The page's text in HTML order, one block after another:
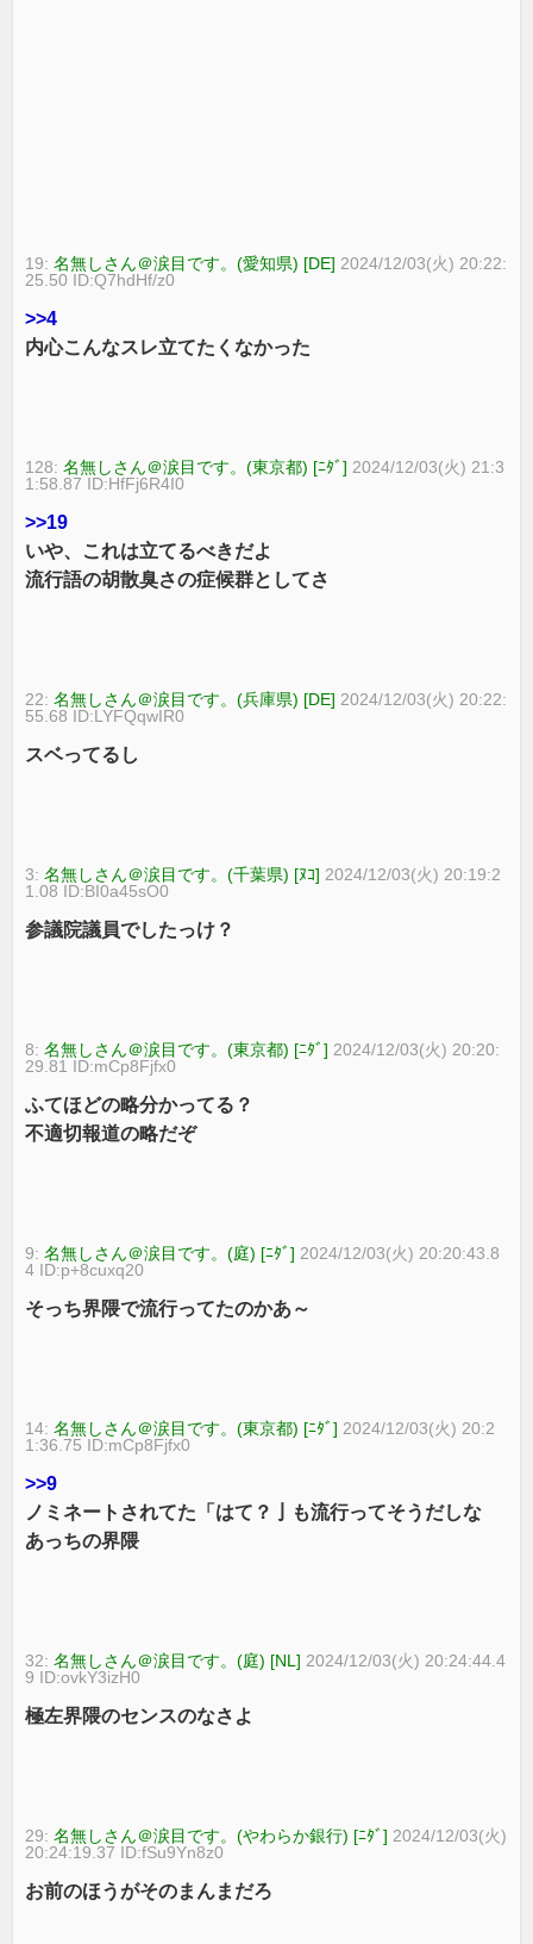
19:名無しさん＠涙目です。(愛知県) [DE] 2024/12/03(火) 20:22:
25.50 ID:Q7hdHf/z0
>>4
内心こんなスレ立てたくなかった
128:名無しさん＠涙目です。(東京都) [ﾆﾀﾞ] 2024/12/03(火) 21:3
1:58.87 ID:HfFj6R4I0
>>19
いや、これは立てるべきだよ
流行語の胡散臭さの症候群としてさ
22:名無しさん＠涙目です。(兵庫県) [DE] 2024/12/03(火) 20:22:
55.68 ID:LYFQqwIR0
スベってるし
3:名無しさん＠涙目です。(千葉県) [ﾇｺ] 2024/12/03(火) 20:19:2
1.08 ID:BI0a45sO0
参議院議員でしたっけ？
8:名無しさん＠涙目です。(東京都) [ﾆﾀﾞ] 2024/12/03(火) 20:20:
29.81 ID:mCp8Fjfx0
ふてほどの略分かってる？
不適切報道の略だぞ
9:名無しさん＠涙目です。(庭) [ﾆﾀﾞ] 2024/12/03(火) 20:20:43.8
4 ID:p+8cuxq20
そっち界隈で流行ってたのかあ～
14:名無しさん＠涙目です。(東京都) [ﾆﾀﾞ] 2024/12/03(火) 20:2
1:36.75 ID:mCp8Fjfx0
>>9
ノミネートされてた「はて？亅も流行ってそうだしな
あっちの界隈
32:名無しさん＠涙目です。(庭) [NL] 2024/12/03(火) 20:24:44.4
9 ID:ovkY3izH0
極左界隈のセンスのなさよ
29:名無しさん＠涙目です。(やわらか銀行) [ﾆﾀﾞ] 2024/12/03(火)
20:24:19.37 ID:fSu9Yn8z0
お前のほうがそのまんまだろ